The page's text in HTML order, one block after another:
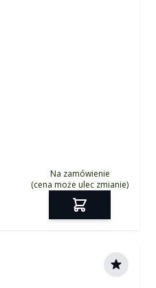
Na zamówienie
(cena może ulec zmianie)